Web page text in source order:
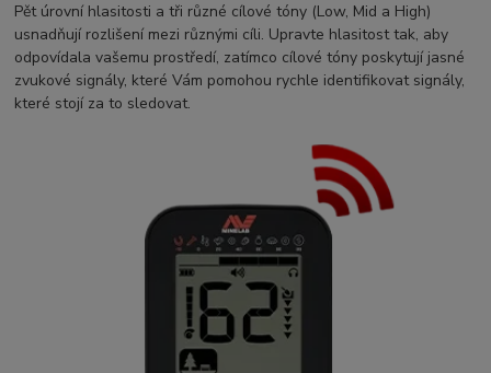
Pět úrovní hlasitosti a tři různé cílové tóny (Low, Mid a High)
usnadňují rozlišení mezi různými cíli. Upravte hlasitost tak, aby
odpovídala vašemu prostředí, zatímco cílové tóny poskytují jasné
zvukové signály, které Vám pomohou rychle identifikovat signály,
které stojí za to sledovat.